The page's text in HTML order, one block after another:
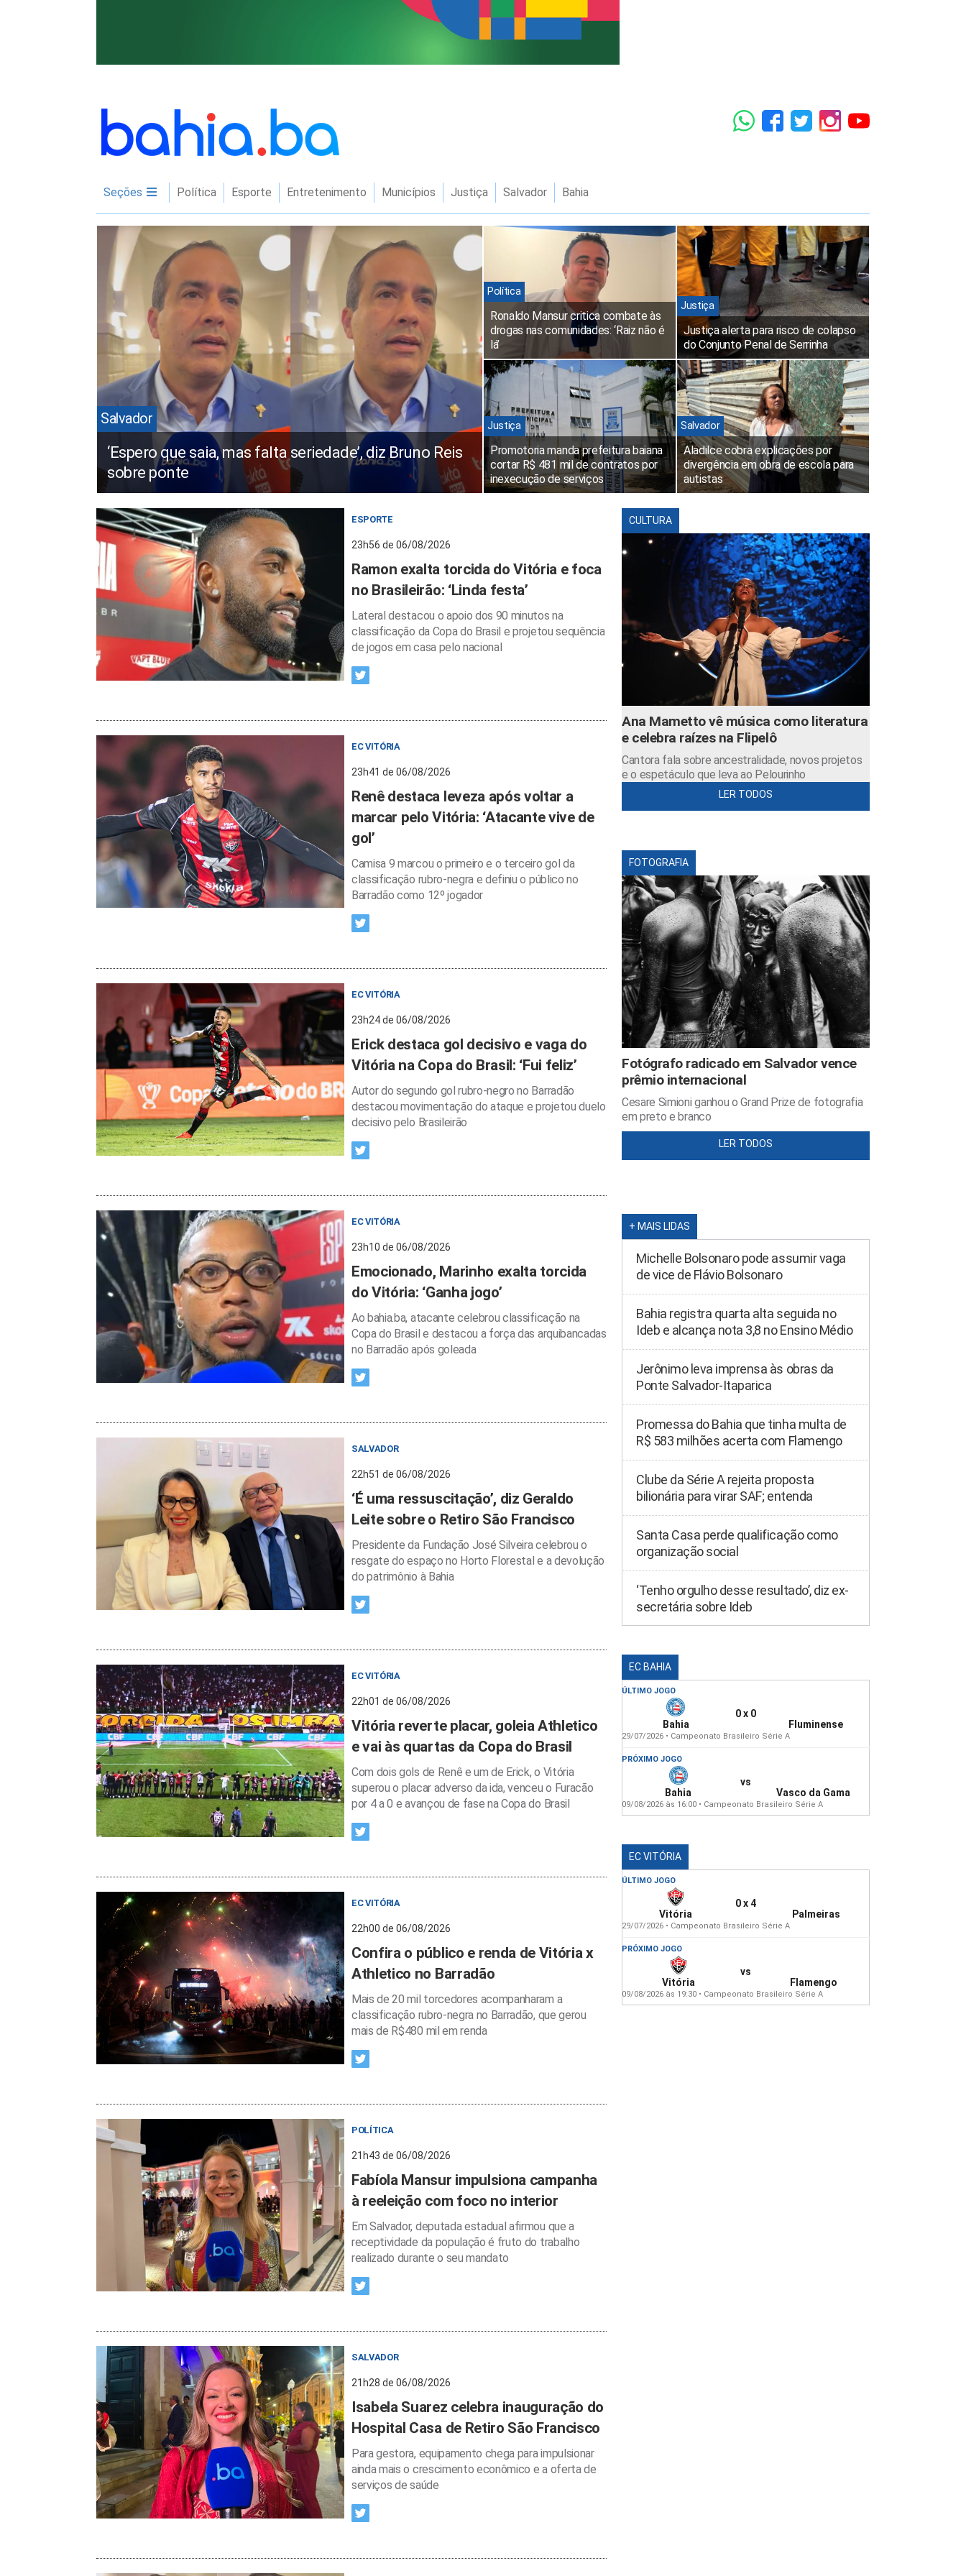
Seções Política Esporte Entretenimento Municípios Justiça Salvador Bahia
Salvador
‘Espero que saia, mas falta seriedade’, diz Bruno Reis
sobre ponte
Política
Ronaldo Mansur critica combate às
drogas nas comunidades: ‘Raiz não é
lá’
Justiça
Promotoria manda prefeitura baiana
cortar R$ 481 mil de contratos por
inexecução de serviços
Justiça
Justiça alerta para risco de colapso
do Conjunto Penal de Serrinha
Salvador
Aladilce cobra explicações por
divergência em obra de escola para
autistas
CULTURA
Ana Mametto vê música como literatura
e celebra raízes na Flipelô
Cantora fala sobre ancestralidade, novos projetos
e o espetáculo que leva ao Pelourinho
LER TODOS
FOTOGRAFIA
Fotógrafo radicado em Salvador vence
prêmio internacional
Cesare Simioni ganhou o Grand Prize de fotografia
em preto e branco
LER TODOS
ESPORTE
23h56 de 06/08/2026
Ramon exalta torcida do Vitória e foca
no Brasileirão: ‘Linda festa’
Lateral destacou o apoio dos 90 minutos na
classificação da Copa do Brasil e projetou sequência
de jogos em casa pelo nacional
EC VITÓRIA
23h41 de 06/08/2026
Renê destaca leveza após voltar a
marcar pelo Vitória: ‘Atacante vive de
gol’
Camisa 9 marcou o primeiro e o terceiro gol da
classificação rubro-negra e definiu o público no
Barradão como 12º jogador
EC VITÓRIA
23h24 de 06/08/2026
Erick destaca gol decisivo e vaga do
Vitória na Copa do Brasil: ‘Fui feliz’
Autor do segundo gol rubro-negro no Barradão
destacou movimentação do ataque e projetou duelo
decisivo pelo Brasileirão
EC VITÓRIA
23h10 de 06/08/2026
Emocionado, Marinho exalta torcida
do Vitória: ‘Ganha jogo’
Ao bahia.ba, atacante celebrou classificação na
Copa do Brasil e destacou a força das arquibancadas
no Barradão após goleada
SALVADOR
22h51 de 06/08/2026
‘É uma ressuscitação’, diz Geraldo
Leite sobre o Retiro São Francisco
Presidente da Fundação José Silveira celebrou o
resgate do espaço no Horto Florestal e a devolução
do patrimônio à Bahia
EC VITÓRIA
22h01 de 06/08/2026
Vitória reverte placar, goleia Athletico
e vai às quartas da Copa do Brasil
Com dois gols de Renê e um de Erick, o Vitória
superou o placar adverso da ida, venceu o Furacão
por 4 a 0 e avançou de fase na Copa do Brasil
EC VITÓRIA
22h00 de 06/08/2026
Confira o público e renda de Vitória x
Athletico no Barradão
Mais de 20 mil torcedores acompanharam a
classificação rubro-negra no Barradão, que gerou
mais de R$480 mil em renda
POLÍTICA
21h43 de 06/08/2026
Fabíola Mansur impulsiona campanha
à reeleição com foco no interior
Em Salvador, deputada estadual afirmou que a
receptividade da população é fruto do trabalho
realizado durante o seu mandato
SALVADOR
21h28 de 06/08/2026
Isabela Suarez celebra inauguração do
Hospital Casa de Retiro São Francisco
Para gestora, equipamento chega para impulsionar
ainda mais o crescimento econômico e a oferta de
serviços de saúde
+ MAIS LIDAS
Michelle Bolsonaro pode assumir vaga
de vice de Flávio Bolsonaro
Bahia registra quarta alta seguida no
Ideb e alcança nota 3,8 no Ensino Médio
Jerônimo leva imprensa às obras da
Ponte Salvador-Itaparica
Promessa do Bahia que tinha multa de
R$ 583 milhões acerta com Flamengo
Clube da Série A rejeita proposta
bilionária para virar SAF; entenda
Santa Casa perde qualificação como
organização social
‘Tenho orgulho desse resultado’, diz ex-
secretária sobre Ideb
EC BAHIA
ÚLTIMO JOGO
Bahia
0 x 0
Fluminense
29/07/2026 • Campeonato Brasileiro Série A
PRÓXIMO JOGO
Bahia
vs
Vasco da Gama
09/08/2026 às 16:00 • Campeonato Brasileiro Série A
EC VITÓRIA
ÚLTIMO JOGO
Vitória
0 x 4
Palmeiras
29/07/2026 • Campeonato Brasileiro Série A
PRÓXIMO JOGO
Vitória
vs
Flamengo
09/08/2026 às 19:30 • Campeonato Brasileiro Série A